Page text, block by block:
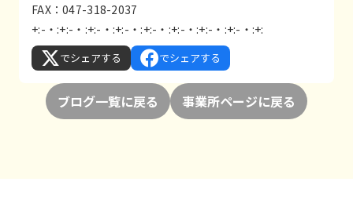
FAX：047-318-2037
+:-・:+:-・:+:-・:+:-・:+:-・:+:-・:+:-・:+:-・:+:
でシェアする でシェアする
ブログ一覧に戻る 事業所ページに戻る